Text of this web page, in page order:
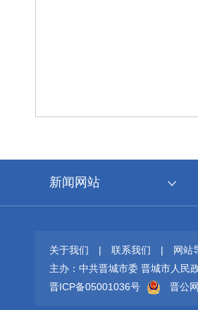
新闻网站
关于我们 | 联系我们 | 网站
主办：中共晋城市委 晋城市人民
晋ICP备05001036号
晋公